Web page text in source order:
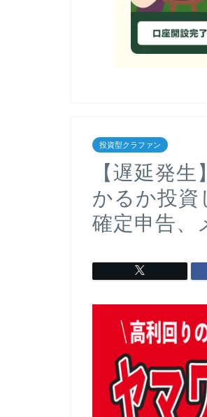
投資型クラファン
【遅延発
かるか投資
確定申告、